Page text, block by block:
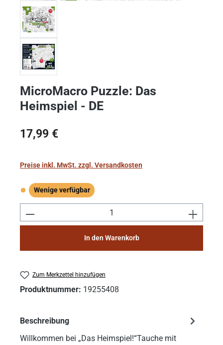
MicroMacro Puzzle: Das
Heimspiel - DE
Regulärer Preis:
17,99 €
Preise inkl. MwSt. zzgl. Versandkosten
Wenige verfügbar
Wenige verfügbar
Produkt Anzahl: Gib den gewünschten
In den Warenkorb
Zum Merkzettel hinzufügen
Produktnummer: 19255408
Beschreibung
Willkommen bei „Das Heimspiel!“Tauche mit